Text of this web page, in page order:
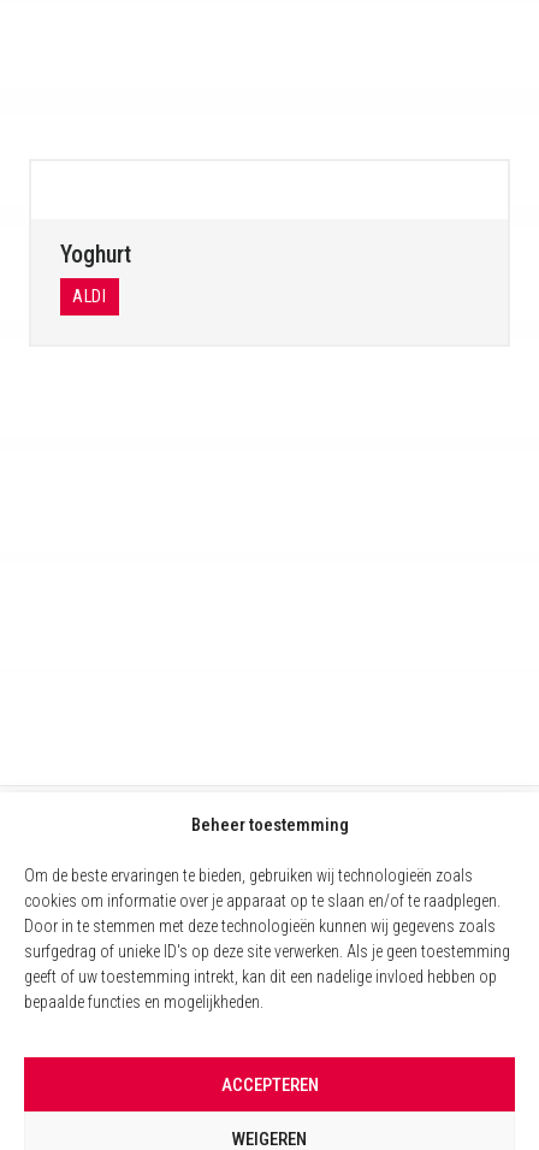
Beheer toestemming
Om de beste ervaringen te bieden, gebruiken wij technologieën zoals
cookies om informatie over je apparaat op te slaan en/of te raadplegen.
Door in te stemmen met deze technologieën kunnen wij gegevens zoals
surfgedrag of unieke ID's op deze site verwerken. Als je geen toestemming
geeft of uw toestemming intrekt, kan dit een nadelige invloed hebben op
bepaalde functies en mogelijkheden.
ACCEPTEREN
WEIGEREN
Yoghurt
ALDI